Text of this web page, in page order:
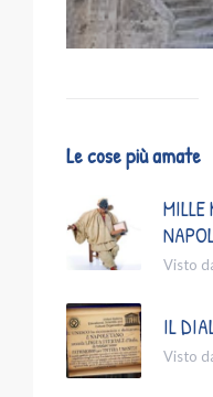
Le cose più amate
MILLE
Visto
IL
Visto